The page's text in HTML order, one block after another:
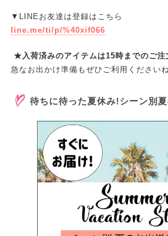
▼LINEお友達は登録はこちら
line.me/ti/p/%40xif066
★入荷済みのアイテムは15時までのご
急なお出かけ準備もぜひご利用ください
待ちに待った夏休み!シーン別